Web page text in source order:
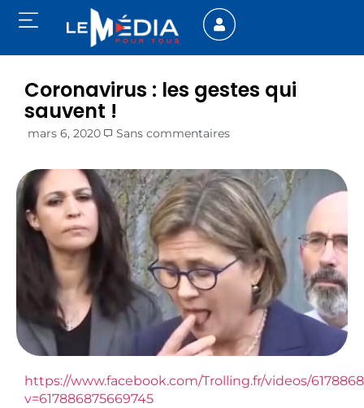
Coronavirus : les gestes qui
sauvent !
mars 6, 2020 Sans commentaires
https://www.facebook.com/Trolling.fr/videos/
v=617886875669745